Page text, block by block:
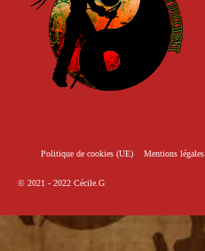
Politique de cookies (UE) Mentions légales
© 2021 - 2022 Cécile.G